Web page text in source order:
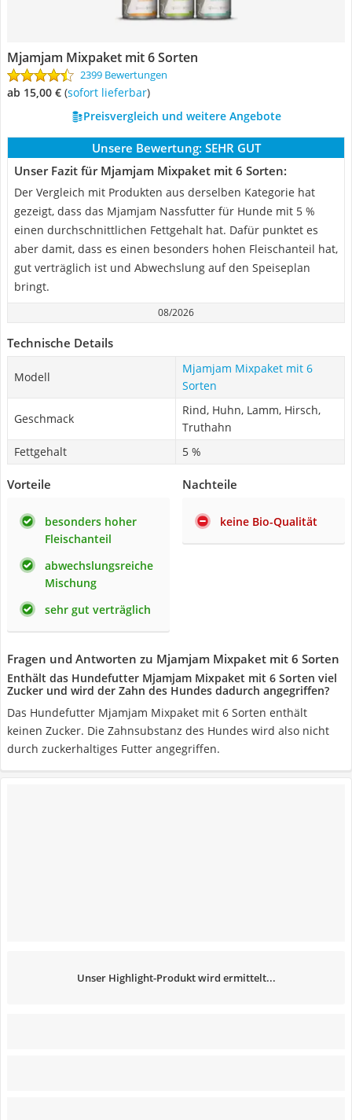
Mjamjam Mixpaket mit 6 Sorten
2399 Bewertungen
ab 15,00 € ( Sofort lieferbar)
Preisvergleich und weitere Angebote
Unsere Bewertung: SEHR GUT
Unser Fazit für Mjamjam Mixpaket mit 6 Sorten:
Der Vergleich mit Produkten aus derselben Kategorie hat
gezeigt, dass das Mjamjam Nassfutter für Hunde mit 5 %
einen durchschnittlichen Fettgehalt hat. Dafür punktet es
aber damit, dass es einen besonders hohen Fleischanteil hat,
gut verträglich ist und Abwechslung auf den Speiseplan
bringt.
08/2026
Technische Details
Modell
Mjamjam Mixpaket mit 6
Sorten
Geschmack
Rind, Huhn, Lamm, Hirsch,
Truthahn
Fettgehalt
5 %
Vorteile
besonders hoher
Fleischanteil
abwechslungsreiche
Mischung
sehr gut verträglich
Nachteile
keine Bio-Qualität
Fragen und Antworten zu Mjamjam Mixpaket mit 6 Sorten
Enthält das Hundefutter Mjamjam Mixpaket mit 6 Sorten viel
Zucker und wird der Zahn des Hundes dadurch angegriffen?
Das Hundefutter Mjamjam Mixpaket mit 6 Sorten enthält
keinen Zucker. Die Zahnsubstanz des Hundes wird also nicht
durch zuckerhaltiges Futter angegriffen.
Unser Highlight-Produkt wird ermittelt...